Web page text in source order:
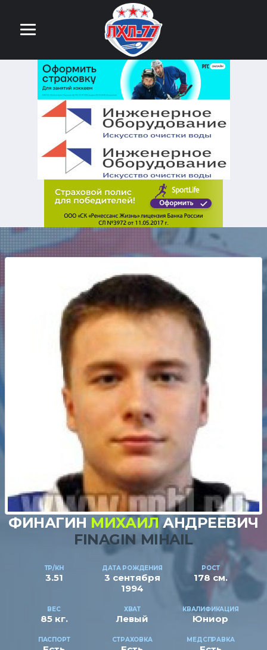
ФИНАГИН МИХАИЛ АНДРЕЕВИЧ
FINAGIN MIHAIL
ТР/КН
3.51
ДАТА РОЖДЕНИЯ
3 сентября
1994
РОСТ
178 см.
ВЕС
85 кг.
ХВАТ
Левый
КВАЛИФИКАЦИЯ
Юниор
ПАСПОРТ СТРАХОВКА МЕДСПРАВКА